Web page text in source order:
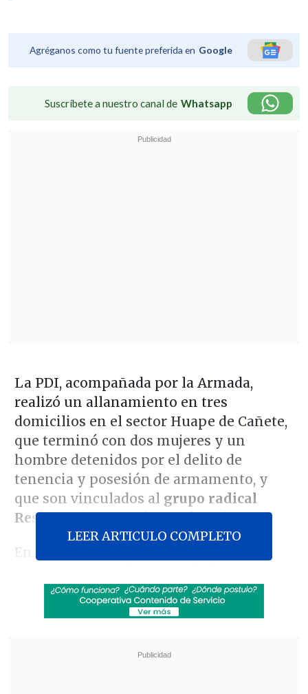
Agréganos como tu fuente preferida en Google
Suscríbete a nuestro canal de Whatsapp
La PDI, acompañada por la Armada,
realizó un allanamiento en tres
domicilios en el sector Huape de Cañete,
que terminó con dos mujeres y un
hombre detenidos por el delito de
tenencia y posesión de armamento, y
que son vinculados al grupo radical
Resistencia Mapuche Lavkenche.
En el operativo se incautaron
casco antibalístico, un dron y carne
, sustraída a un camión de Noble
robaron 10 mil kilos del producto
LEER ARTICULO COMPLETO